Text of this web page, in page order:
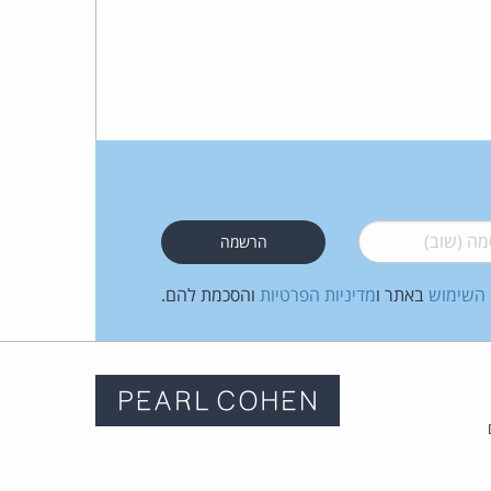
(שוב)*
השימוש באתר ומדיניות הפרטיות והסכמת להם.